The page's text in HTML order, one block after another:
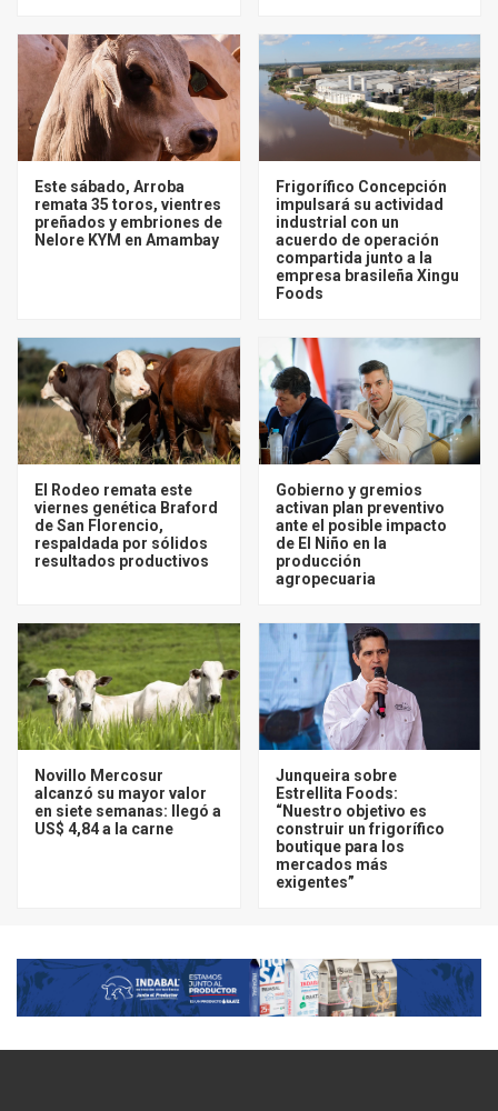
Este sábado, Arroba
remata 35 toros, vientres
preñados y embriones de
Nelore KYM en Amambay
Frigorífico Concepción
impulsará su actividad
industrial con un
acuerdo de operación
compartida junto a la
empresa brasileña Xingu
Foods
El Rodeo remata este
viernes genética Braford
de San Florencio,
respaldada por sólidos
resultados productivos
Gobierno y gremios
activan plan preventivo
ante el posible impacto
de El Niño en la
producción
agropecuaria
Novillo Mercosur
alcanzó su mayor valor
en siete semanas: llegó a
US$ 4,84 a la carne
Junqueira sobre
Estrellita Foods:
“Nuestro objetivo es
construir un frigorífico
boutique para los
mercados más
exigentes”